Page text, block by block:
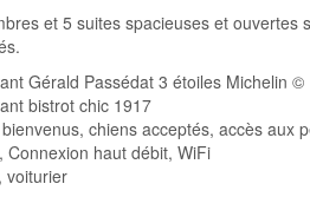
et 5 suites spacieuses et ouvertes
Gérald Passédat 3 étoiles Michelin ©
bistrot chic 1917
chiens acceptés, accès aux
Connexion haut débit, WiFi
voiturier